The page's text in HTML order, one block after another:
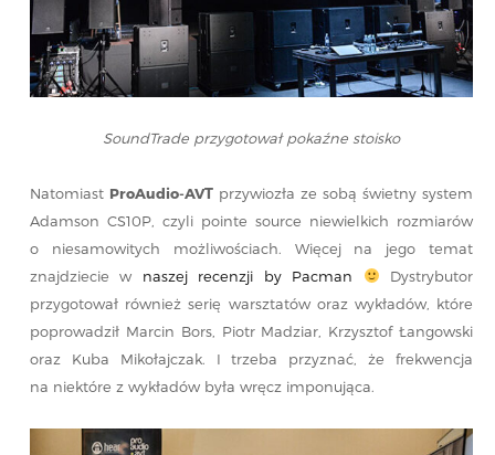
SoundTrade przygotował pokaźne stoisko
Natomiast ProAudio-AVT przywiozła ze sobą świetny system
Adamson CS10P, czyli pointe source niewielkich rozmiarów
o niesamowitych możliwościach. Więcej na jego temat
znajdziecie w naszej recenzji by Pacman
Dystrybutor
przygotował również serię warsztatów oraz wykładów, które
poprowadził Marcin Bors, Piotr Madziar, Krzysztof Łangowski
oraz Kuba Mikołajczak. I trzeba przyznać, że frekwencja
na niektóre z wykładów była wręcz imponująca.